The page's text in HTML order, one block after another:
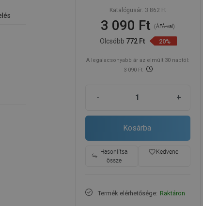
Katalógusár: 3 862 Ft
3 090 Ft(ÁFÁ-val)
Olcsóbb 772 Ft 20%
A legalacsonyabb ár az elmúlt 30 naptól:
3 090 Ft
- +
Kosárba
Hasonlítsa
össze
favorite_borderKedvenc
Termék elérhetősége: Raktáron